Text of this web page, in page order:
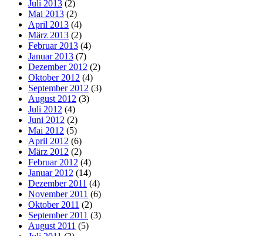
Juli 2013 (2)
Mai 2013 (2)
April 2013 (4)
März 2013 (2)
Februar 2013 (4)
Januar 2013 (7)
Dezember 2012 (2)
Oktober 2012 (4)
September 2012 (3)
August 2012 (3)
Juli 2012 (4)
Juni 2012 (2)
Mai 2012 (5)
April 2012 (6)
März 2012 (2)
Februar 2012 (4)
Januar 2012 (14)
Dezember 2011 (4)
November 2011 (6)
Oktober 2011 (2)
September 2011 (3)
August 2011 (5)